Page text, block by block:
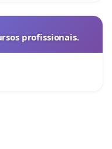
profissionais.